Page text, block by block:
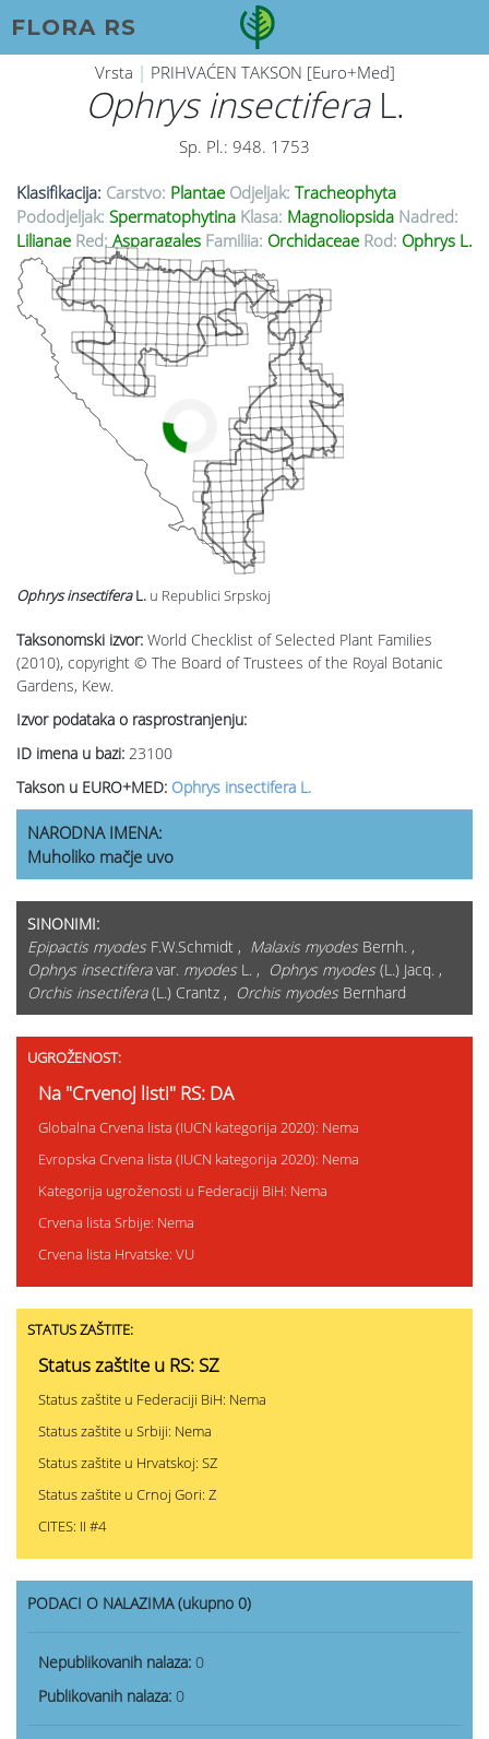
FLORA RS
Vrsta | PRIHVAĆEN TAKSON [Euro+Med]
Ophrys insectiferaL.
Sp. Pl.: 948. 1753
Klasifikacija: Carstvo: Plantae Odjeljak: Tracheophyta
Pododjeljak: Spermatophytina Klasa: Magnoliopsida Nadred:
Lilianae Red: Asparagales Familija: Orchidaceae Rod: Ophrys L.
Taksonomski izvor: World Checklist of Selected Plant Families
(2010), copyright © The Board of Trustees of the Royal Botanic
Gardens, Kew.
Izvor podataka o rasprostranjenju:
ID imena u bazi: 23100
Takson u EURO+MED: Ophrys insectifera L.
Ophrys insectiferaL. u Republici Srpskoj
NARODNA IMENA:
Muholiko mačje uvo
SINONIMI:
Epipactis myodes F.W.Schmidt , Malaxis myodes Bernh. ,
Ophrys insectiferavar. myodes L. , Ophrys myodes (L.) Jacq. ,
Orchis insectifera(L.) Crantz , Orchis myodes Bernhard
UGROŽENOST:
Na "Crvenoj listi" RS: DA
Globalna Crvena lista (IUCN kategorija 2020): Nema
Evropska Crvena lista (IUCN kategorija 2020): Nema
Kategorija ugroženosti u Federaciji BiH: Nema
Crvena lista Srbije: Nema
Crvena lista Hrvatske: VU
STATUS ZAŠTITE:
Status zaštite u RS: SZ
Status zaštite u Federaciji BiH: Nema
Status zaštite u Srbiji: Nema
Status zaštite u Hrvatskoj: SZ
Status zaštite u Crnoj Gori: Z
CITES: II #4
PODACI O NALAZIMA (ukupno 0)
Nepublikovanih nalaza: 0
Publikovanih nalaza: 0